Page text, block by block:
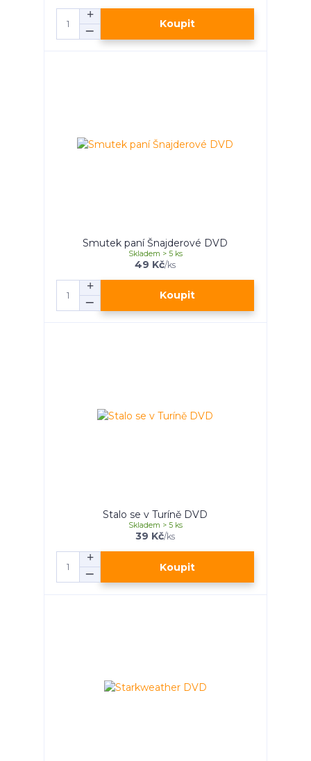
Koupit
Smutek paní Šnajderové DVD
49 Kč/ks
Skladem > 5 ks
Koupit
Stalo se v Turíně DVD
39 Kč/ks
Skladem > 5 ks
Koupit